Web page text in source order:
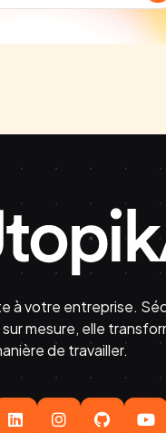
à votre entreprise.
mesure, elle
de travailler.
   